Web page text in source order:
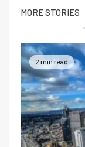
MORE STORIES
2 min read